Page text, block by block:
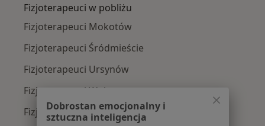
Fizjoterapeuci w pobliżu
Fizjoterapeuci Mokotów
Fizjoterapeuci Śródmieście
Fizjoterapeuci Ursynów
Fizjoterapeuci Wola
Fizjoterapeuci Ochota
Dobrostan emocjonalny i
sztuczna inteligencja